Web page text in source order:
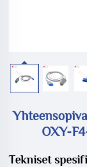
OXY-
Tekniset